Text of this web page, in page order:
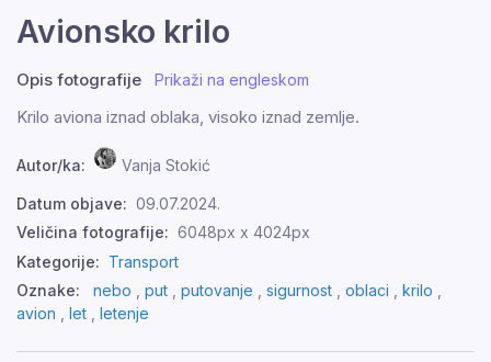
Avionsko krilo
Opis fotografije Prikaži na engleskom
Krilo aviona iznad oblaka, visoko iznad zemlje.
Autor/ka: Vanja Stokić
Datum objave: 09.07.2024.
Veličina fotografije: 6048px x 4024px
Kategorije: Transport
Oznake:
nebo put putovanje sigurnost oblaci krilo
avion
let letenje